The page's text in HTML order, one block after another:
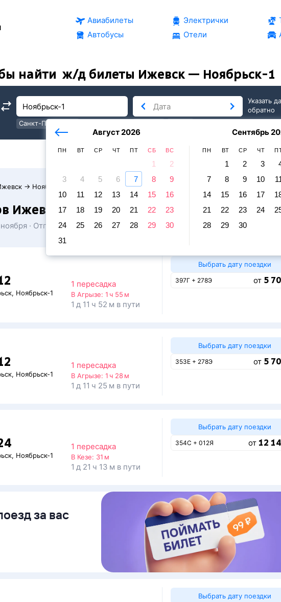
Авиабилеты
Автобусы
Электрички
Отели
найти ж/д билеты Ижевск — Ноябрьск-1
Санкт-Петербург
Август 2026
ПН ВТ СР ЧТ ПТ СБ ВС
1
2
3
4 5 6 7 8
9
10
11 12 13 14 15
16
17
18 19 20 21 22
23
24
25 26 27 28 29
30
31
Сентябрь
ПН ВТ СР ЧТ
1 2 3
7
8 9 10
14
15 16 17
21
22 23 24
28
29 30
послезавтра
Указать
обратно
→ Ноябрьск
Ижевск — Ноябрьск-1
· Отправление и прибытие по местному времени. Цены за 1
, Ноябрьск-1
1 пересадка
В Агрызе: 1 ч 55 м
1 д 11 ч 52 м в пути
Выбрать дату поездки
397Г + 278Э от 5
, Ноябрьск-1
1 пересадка
В Агрызе: 1 ч 28 м
1 д 11 ч 25 м в пути
Выбрать дату поездки
353Е + 278Э от 5
, Ноябрьск-1
1 пересадка
В Кезе: 31 м
1 д 21 ч 13 м в пути
Выбрать дату поездки
354С + 012Я от 12
за вас
Выбрать дату поездки